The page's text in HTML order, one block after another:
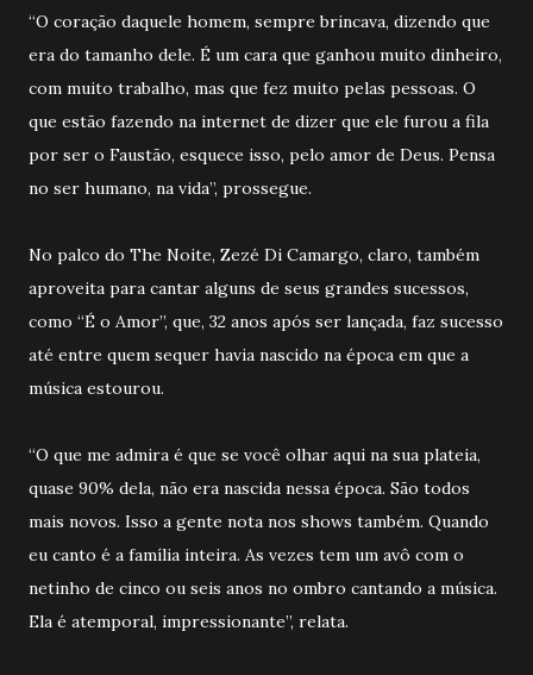
“O coração daquele homem, sempre brincava, dizendo que
era do tamanho dele. É um cara que ganhou muito dinheiro,
com muito trabalho, mas que fez muito pelas pessoas. O
que estão fazendo na internet de dizer que ele furou a fila
por ser o Faustão, esquece isso, pelo amor de Deus. Pensa
no ser humano, na vida”, prossegue.
No palco do The Noite, Zezé Di Camargo, claro, também
aproveita para cantar alguns de seus grandes sucessos,
como “É o Amor”, que, 32 anos após ser lançada, faz sucesso
até entre quem sequer havia nascido na época em que a
música estourou.
“O que me admira é que se você olhar aqui na sua plateia,
quase 90% dela, não era nascida nessa época. São todos
mais novos. Isso a gente nota nos shows também. Quando
eu canto é a família inteira. As vezes tem um avô com o
netinho de cinco ou seis anos no ombro cantando a música.
Ela é atemporal, impressionante”, relata.